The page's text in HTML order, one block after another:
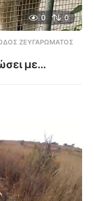
0 0
ΖΕΥΓΑΡΏΜΑΤΟΣ
με…